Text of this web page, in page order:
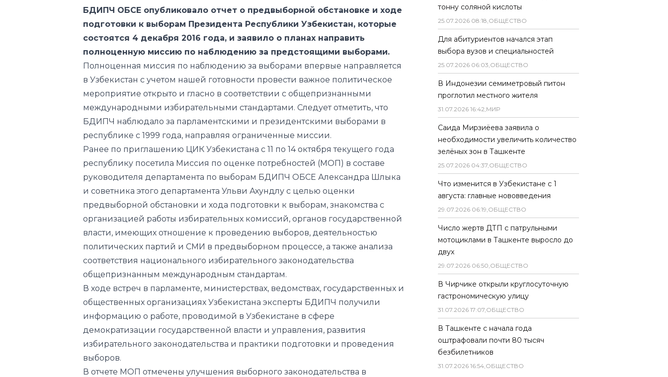
БДИПЧ ОБСЕ опубликовало отчет о предвыборной обстановке и ходе
подготовки к выборам Президента Республики Узбекистан, которые
состоятся 4 декабря 2016 года, и заявило о планах направить
полноценную миссию по наблюдению за предстоящими выборами.
Полноценная миссия по наблюдению за выборами впервые направляется
в Узбекистан с учетом нашей готовности провести важное политическое
мероприятие открыто и гласно в соответствии с общепризнанными
международными избирательными стандартами. Следует отметить, что
БДИПЧ наблюдало за парламентскими и президентскими выборами в
республике с 1999 года, направляя ограниченные миссии.
Ранее по приглашению ЦИК Узбекистана с 11 по 14 октября текущего года
республику посетила Миссия по оценке потребностей (МОП) в составе
руководителя департамента по выборам БДИПЧ ОБСЕ Александра Шлыка
и советника этого департамента Ульви Ахундлу с целью оценки
предвыборной обстановки и хода подготовки к выборам, знакомства с
организацией работы избирательных комиссий, органов государственной
власти, имеющих отношение к проведению выборов, деятельностью
политических партий и СМИ в предвыборном процессе, а также анализа
соответствия национального избирательного законодательства
общепризнанным международным стандартам.
В ходе встреч в парламенте, министерствах, ведомствах, государственных и
общественных организациях Узбекистана эксперты БДИПЧ получили
информацию о работе, проводимой в Узбекистане в сфере
демократизации государственной власти и управления, развития
избирательного законодательства и практики подготовки и проведения
выборов.
В отчете МОП отмечены улучшения выборного законодательства в
тонну соляной кислоты
25.07.2026 08:18,ОБЩЕСТВО
Для абитуриентов начался этап
выбора вузов и специальностей
25.07.2026 06:03,ОБЩЕСТВО
В Индонезии семиметровый питон
проглотил местного жителя
31.07.2026 16:42,МИР
Саида Мирзиёева заявила о
необходимости увеличить количество
зелёных зон в Ташкенте
25.07.2026 04:37,ОБЩЕСТВО
Что изменится в Узбекистане с 1
августа: главные нововведения
29.07.2026 06:19,ОБЩЕСТВО
Число жертв ДТП с патрульными
мотоциклами в Ташкенте выросло до
двух
29.07.2026 06:50,ОБЩЕСТВО
В Чирчике открыли круглосуточную
гастрономическую улицу
31.07.2026 17:07,ОБЩЕСТВО
В Ташкенте с начала года
оштрафовали почти 80 тысяч
безбилетников
31.07.2026 16:54,ОБЩЕСТВО